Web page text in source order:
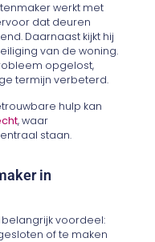
werkt met
dat deuren
Daarnaast kijkt hij
van de woning.
opgelost,
termijn verbeterd.
hulp kan
, waar
staan.
in
voordeel:
of te maken